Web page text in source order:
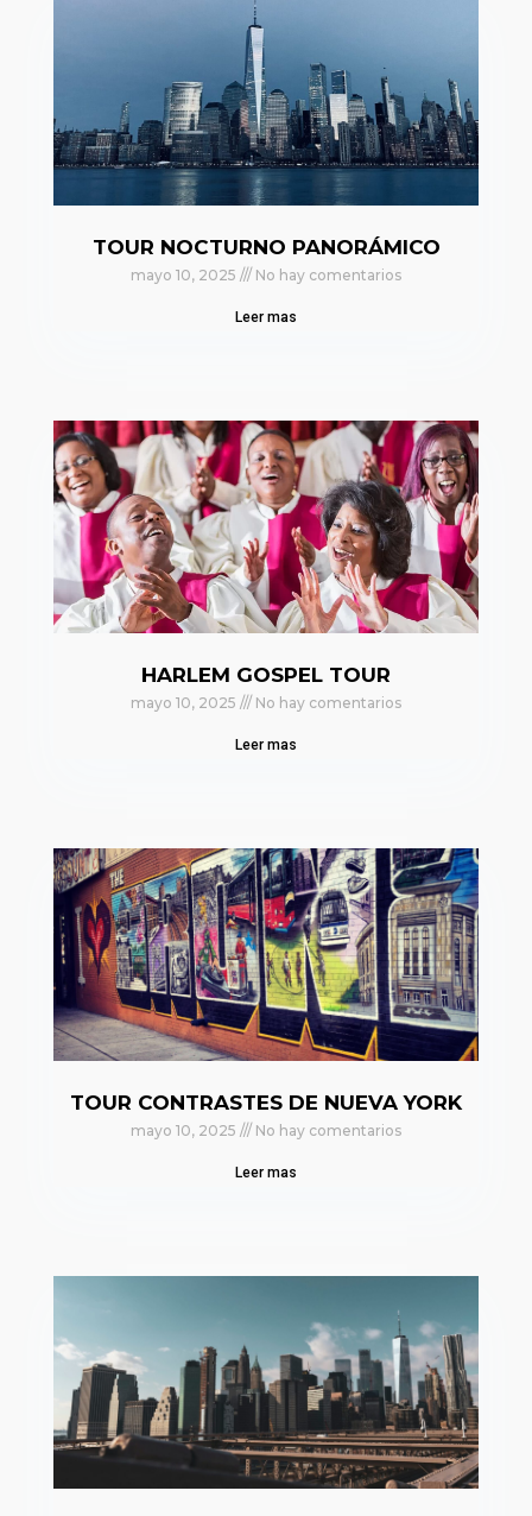
TOUR NOCTURNO PANORÁMICO
mayo 10, 2025 No hay comentarios
Leer mas
HARLEM GOSPEL TOUR
mayo 10, 2025 No hay comentarios
Leer mas
TOUR CONTRASTES DE NUEVA YORK
mayo 10, 2025 No hay comentarios
Leer mas